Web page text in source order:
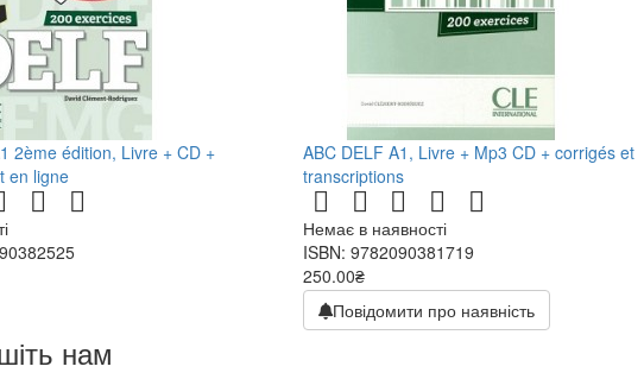
2ème édition, Livre + CD +
en ligne
ABC DELF A1, Livre + Mp3 CD + corrigés et
transcriptions
Немає в наявності
ISBN: 9782090381719
250.00₴
500.00₴Повідомити про наявність
нам